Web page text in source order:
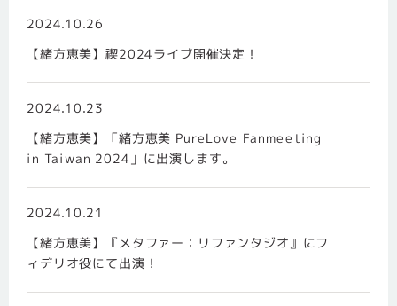
2024.10.26
【緒方恵美】禊2024ライブ開催決定！
2024.10.23
【緒方恵美】「緒方恵美 PureLove Fanmeeting
in Taiwan 2024」に出演します。
2024.10.21
【緒方恵美】『メタファー：リファンタジオ』にフ
ィデリオ役にて出演！